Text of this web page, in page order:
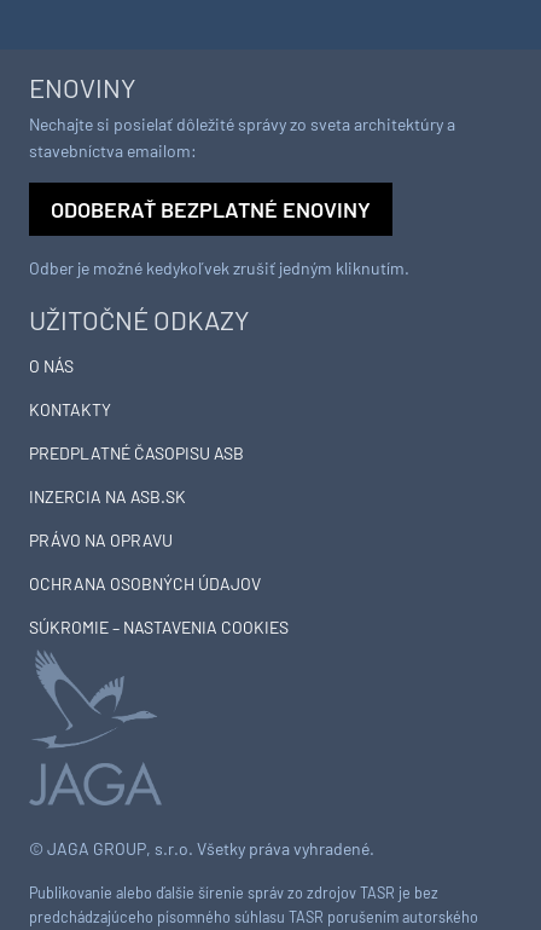
© JAGA GROUP, s.r.o. Všetky práva vyhradené.
Publikovanie alebo ďalšie šírenie správ zo zdrojov TASR je bez
predchádzajúceho písomného súhlasu TASR porušením autorského
UŽITOČNÉ ODKAZY
O NÁS
KONTAKTY
PREDPLATNÉ ČASOPISU ASB
INZERCIA NA ASB.SK
PRÁVO NA OPRAVU
OCHRANA OSOBNÝCH ÚDAJOV
SÚKROMIE – NASTAVENIA COOKIES
ENOVINY
Nechajte si posielať dôležité správy zo sveta architektúry a
stavebníctva emailom:
ODOBERAŤ BEZPLATNÉ ENOVINY
Odber je možné kedykoľvek zrušiť jedným kliknutím.